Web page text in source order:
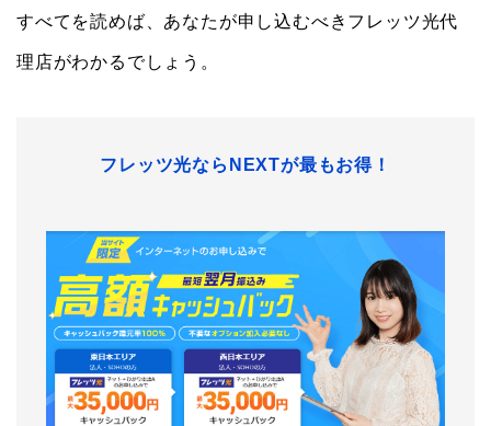
すべてを読めば、あなたが申し込むべきフレッツ光代
理店がわかるでしょう。
フレッツ光ならNEXTが最もお得！